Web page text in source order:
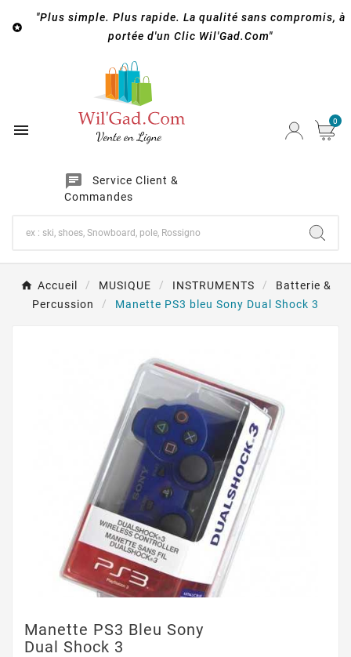

"Plus simple. Plus rapide. La qualité sans compromis, à
portée d'un Clic Wil'Gad.Com"

chat
Service Client &
Commandes
0
Accueil MUSIQUE INSTRUMENTS
Batterie &
Percussion
Manette PS3 bleu Sony Dual Shock 3
Manette PS3 Bleu Sony
Dual Shock 3